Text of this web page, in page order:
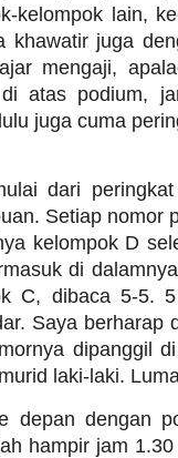
kelompok lain,
khawatir juga
mengaji,
atas podium,
juga cuma
dari
Setiap nomor
kelompok D
di
C, dibaca 5-5.
Saya berharap
dipanggil
laki-laki.
depan dengan
hampir jam